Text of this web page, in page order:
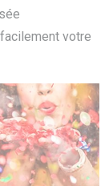
votre